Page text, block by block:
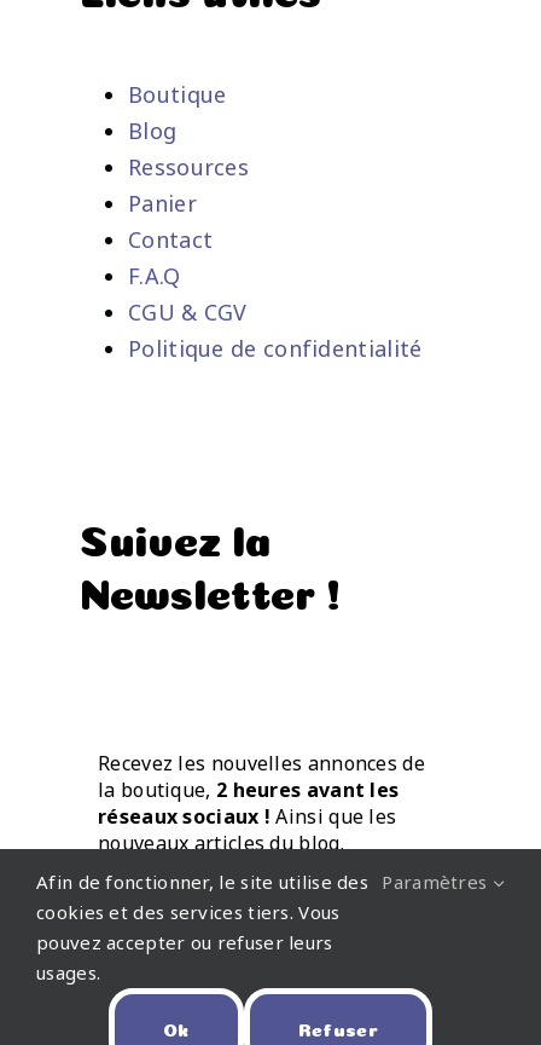
Boutique
Blog
Ressources
Panier
Contact
F.A.Q
CGU & CGV
Politique de confidentialité
Suivez la
Newsletter !
Recevez les nouvelles annonces de
la boutique, 2 heures avant les
réseaux sociaux ! Ainsi que les
nouveaux articles du blog.
Directement par mail.
Afin de fonctionner, le site utilise des
cookies et des services tiers. Vous
pouvez accepter ou refuser leurs
usages.
Paramètres
Ok Refuser